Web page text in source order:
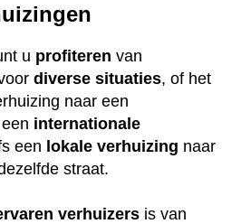
u profiteren van
diverse situaties, of het
naar een
internationale
een lokale verhuizing naar
straat.
verhuizers is van